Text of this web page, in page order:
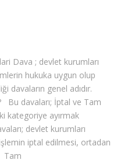
Dava ; devlet kurumları
hukuka uygun olup
davaların genel adıdır.
Bu davaları; İptal ve Tam
kategoriye ayırmak
devlet kurumları
iptal edilmesi, ortadan
Tam